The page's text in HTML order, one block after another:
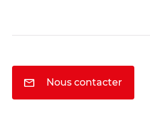
Nous contacter